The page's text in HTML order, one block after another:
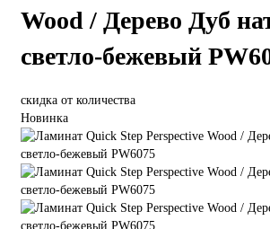
Wood / Дерево Дуб
светло-бежевый
скидка от количества
Новинка